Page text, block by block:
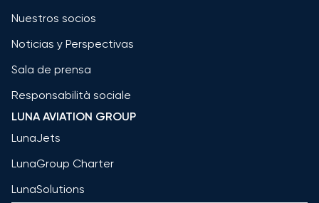
Nuestros socios
Noticias y Perspectivas
Sala de prensa
Responsabilità sociale
LUNA AVIATION GROUP
LunaJets
LunaGroup Charter
LunaSolutions